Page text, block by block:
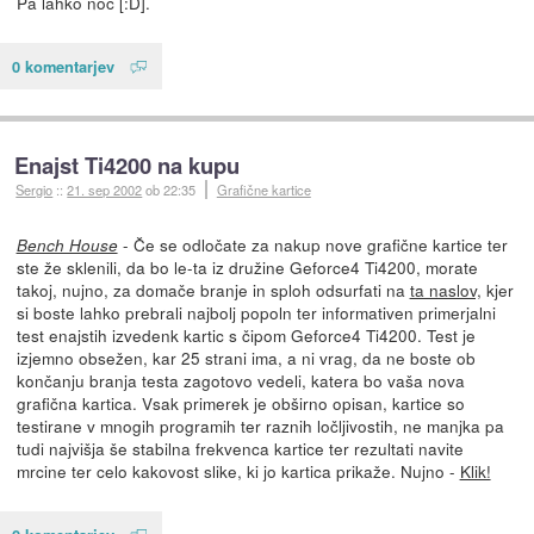
0 komentarjev
Enajst Ti4200 na kupu
Sergio ::21. sep 2002ob 22:35 Grafične kartice
Bench House- Če se odločate za nakup nove grafične kartice ter
ste že sklenili, da bo le-ta iz družine Geforce4 Ti4200, morate
takoj, nujno, za domače branje in sploh odsurfati na ta naslov, kjer
si boste lahko prebrali najbolj popoln ter informativen primerjalni
test enajstih izvedenk kartic s čipom Geforce4 Ti4200. Test je
izjemno obsežen, kar 25 strani ima, a ni vrag, da ne boste ob
končanju branja testa zagotovo vedeli, katera bo vaša nova
grafična kartica. Vsak primerek je obširno opisan, kartice so
testirane v mnogih programih ter raznih ločljivostih, ne manjka pa
tudi najvišja še stabilna frekvenca kartice ter rezultati navite
mrcine ter celo kakovost slike, ki jo kartica prikaže. Nujno - Klik!